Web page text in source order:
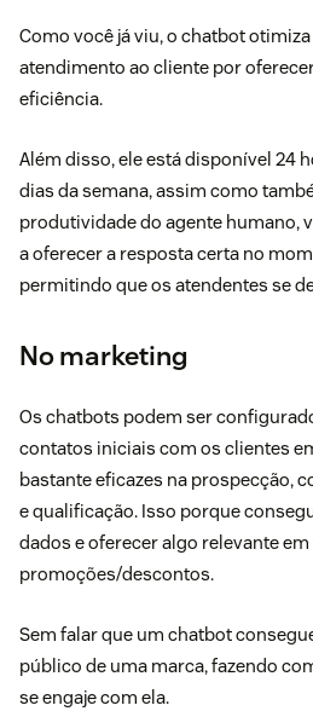
Como você já viu, o chatbot
atendimento ao cliente por
eficiência.
Além disso, ele está disponível 24
dias da semana, assim como
produtividade do agente humano,
a oferecer a resposta certa no
permitindo que os atendentes se
No marketing
Os chatbots podem ser
contatos iniciais com os clientes
bastante eficazes na prospecção,
e qualificação. Isso porque
dados e oferecer algo relevante
promoções/descontos.
Sem falar que um chatbot
público de uma marca, fazendo
se engaje com ela.